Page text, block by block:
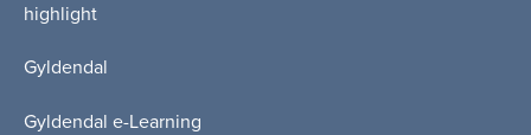
highlight
Gyldendal
Gyldendal e-Learning